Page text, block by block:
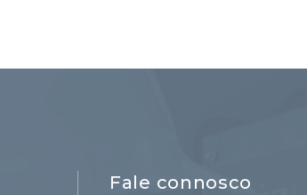
Fale connosco